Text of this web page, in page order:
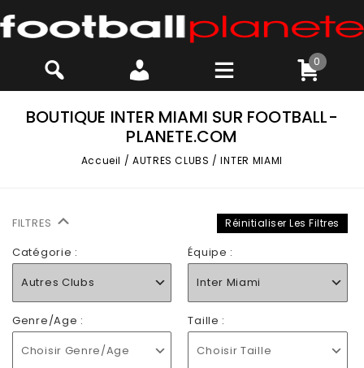
0
BOUTIQUE INTER MIAMI SUR FOOTBALL-
PLANETE.COM
Accueil /AUTRES CLUBS /INTER MIAMI
FILTRES Réinitialiser Les Filtres
Catégorie :
Autres Clubs
Équipe :
Inter Miami
Genre/Age :
Choisir Genre/Age
Taille :
Choisir Taille